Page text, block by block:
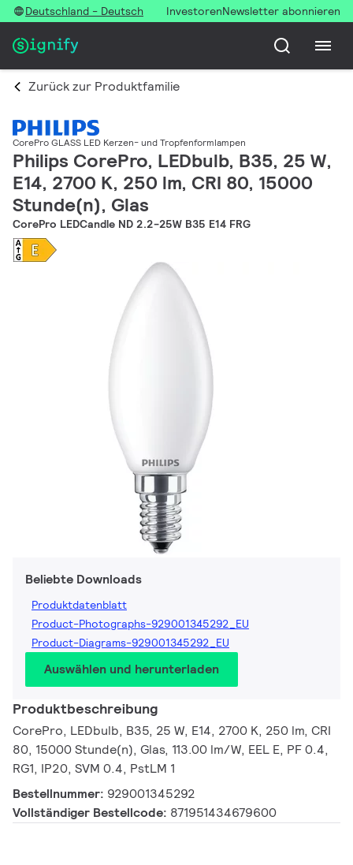
Deutschland - Deutsch InvestorenNewsletter abonnieren
Zurück zur Produktfamilie
CorePro GLASS LED Kerzen- und Tropfenformlampen
Philips CorePro, LEDbulb, B35, 25 W,
E14, 2700 K, 250 lm, CRI 80, 15000
Stunde(n), Glas
CorePro LEDCandle ND 2.2-25W B35 E14 FRG
Beliebte Downloads
Produktdatenblatt
Product-Photographs-929001345292_EU
Product-Diagrams-929001345292_EU
Auswählen und herunterladen
Produktbeschreibung
CorePro, LEDbulb, B35, 25 W, E14, 2700 K, 250 lm, CRI
80, 15000 Stunde(n), Glas, 113.00 lm/W, EEL E, PF 0.4,
RG1, IP20, SVM 0.4, PstLM 1
Bestellnummer: 929001345292
Vollständiger Bestellcode: 871951434679600